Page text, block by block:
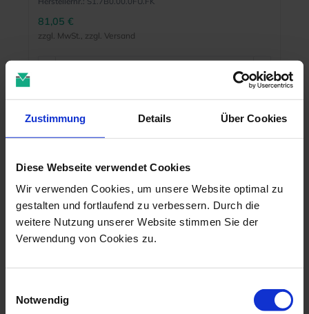
Zustimmung Details Über Cookies
Diese Webseite verwendet Cookies
Wir verwenden Cookies, um unsere Website optimal zu
gestalten und fortlaufend zu verbessern. Durch die
weitere Nutzung unserer Website stimmen Sie der
Verwendung von Cookies zu.
Notwendig
81,05 €
zzgl. MwSt., zzgl. Versand
MEHR INFO